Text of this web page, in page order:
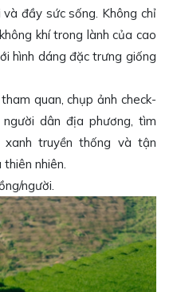
đầy sức sống. Không chỉ
khí trong lành của cao
hình dáng đặc trưng giống
quan, chụp ảnh check-
dân địa phương, tìm
xanh truyền thống và tận
nhiên.
người.